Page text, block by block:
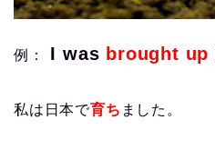
例： I was brought up
私は日本で育ち ました。